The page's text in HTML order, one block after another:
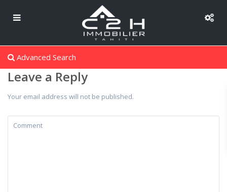
Advanced Search
Leave a Reply
Your email address will not be published.